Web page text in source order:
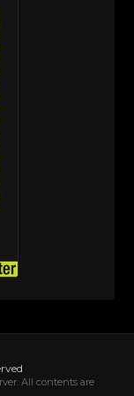
na
na Hrvatski
Srpski)
Srpski
All contents are